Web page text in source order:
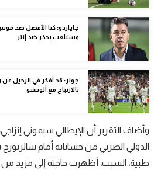
أقسام خاصة
Gamers
ميركاتو
تحقيق في الجول
تقرير في الجول
حكايات في الجول
جاياردو: كنا الأفضل ضد
وسنلعب بحذر ضد إنتر
جولر: قد أفكر في الرحيل عن
بالارتياح مع ألونسو
وأضاف التقرير أن الإيطالي سيموني
الدولي الصربي من حساباته أمام
طبية، السبت، أظهرت حاجته إلى مزيد من